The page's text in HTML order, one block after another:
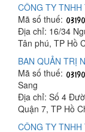
CÔNG TY
Mã số thuế:
Địa chỉ: 16/34
Tân phú, TP Hồ
BAN QUẢN TRỊ
Mã số thuế:
Sang
Địa chỉ: Số 4
Quận 7, TP Hồ
CÔNG TY